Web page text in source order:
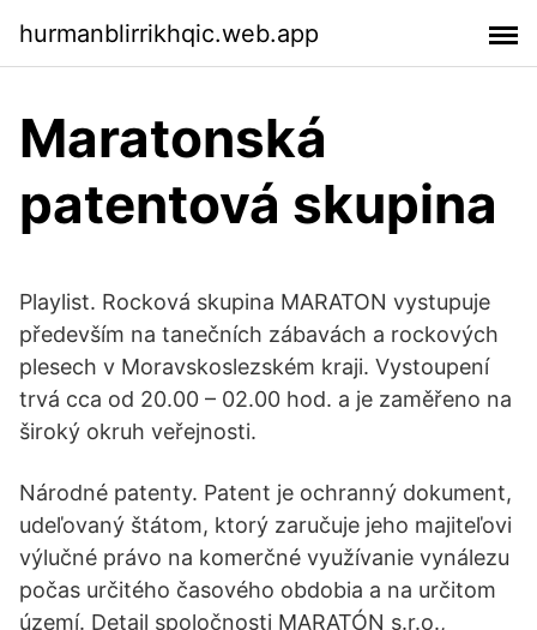
hurmanblirrikhqic.web.app
Maratonská
patentová skupina
Playlist. Rocková skupina MARATON vystupuje
především na tanečních zábavách a rockových
plesech v Moravskoslezském kraji. Vystoupení
trvá cca od 20.00 – 02.00 hod. a je zaměřeno na
široký okruh veřejnosti.
Národné patenty. Patent je ochranný dokument,
udeľovaný štátom, ktorý zaručuje jeho majiteľovi
výlučné právo na komerčné využívanie vynálezu
počas určitého časového obdobia a na určitom
území. Detail spoločnosti MARATÓN s.r.o.,